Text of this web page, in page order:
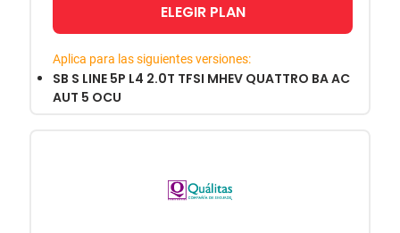
ELEGIR PLAN
Aplica para las siguientes versiones:
SB S LINE 5P L4 2.0T TFSI MHEV QUATTRO BA AC
AUT 5 OCU